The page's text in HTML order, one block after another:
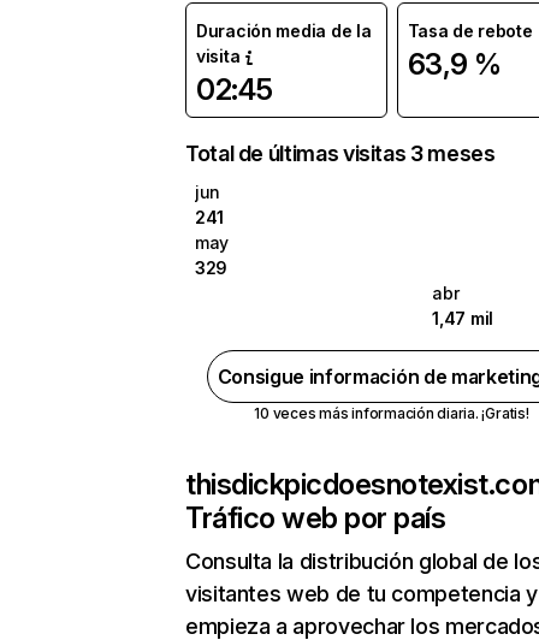
Duración media de la
visita
02:45
Tasa de rebote
63,9 %
Total de últimas visitas 3 meses
jun
241
may
329
abr
1,47 mil
Consigue información de
10 veces más información diaria. ¡Gratis!
Tráfico web por país
Consulta la distribución global de
visitantes web de tu competencia y
empieza a aprovechar los